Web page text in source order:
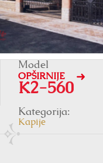
Model
K2-560
Kategorija:
Kapije
OPŠIRNIJE